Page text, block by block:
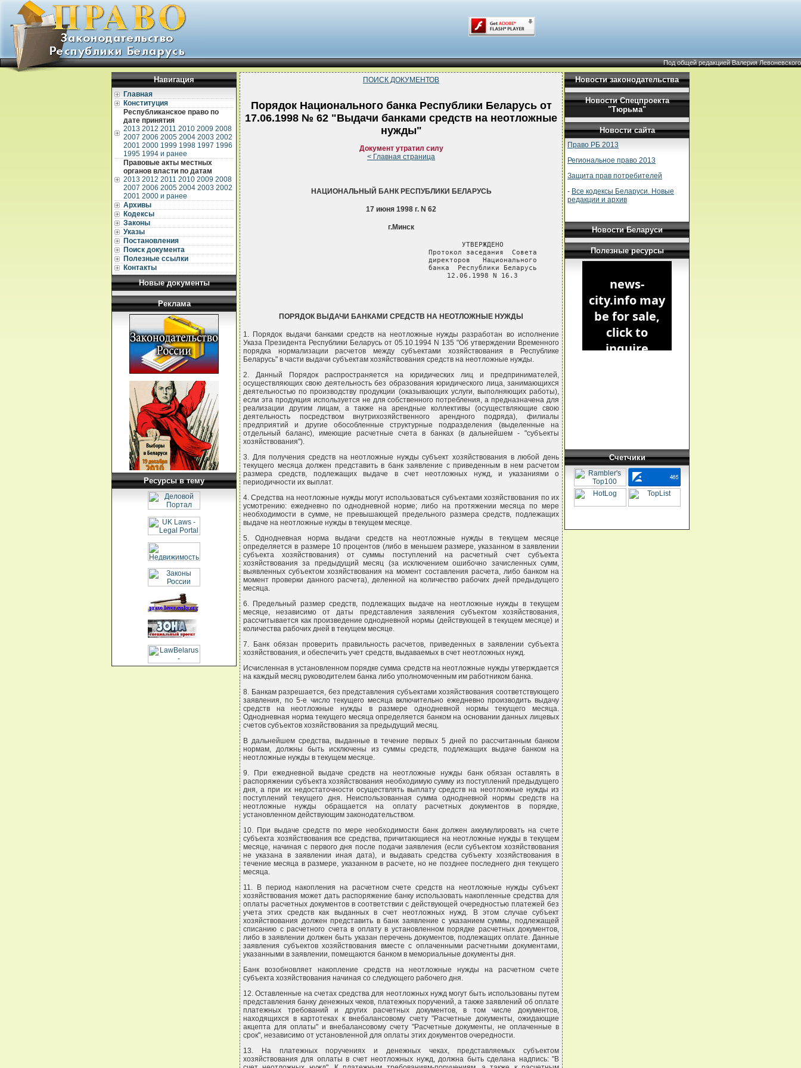
Под общей редакцией Валерия Левоневского
Навигация
Главная
Конституция
Республиканское право по
дате принятия
2013 2012 2011 2010 2009 2008
2007 2006 2005 2004 2003 2002
2001 2000 1999 1998 1997 1996
1995 1994 и ранее
Правовые акты местных
органов власти по датам
2013 2012 2011 2010 2009 2008
2007 2006 2005 2004 2003 2002
2001 2000 и ранее
Архивы
Кодексы
Законы
Указы
Постановления
Поиск документа
Полезные ссылки
Контакты
Новые документы
Реклама
Ресурсы в тему
ПОИСК ДОКУМЕНТОВ
Порядок Национального банка Республики Беларусь от
17.06.1998 № 62 "Выдачи банками средств на неотложные
нужды"
Документ утратил силу
< Главная страница
НАЦИОНАЛЬНЫЙ БАНК РЕСПУБЛИКИ БЕЛАРУСЬ
17 июня 1998 г. N 62
г.Минск
                                       УТВЕРЖДЕНО
                                       Протокол заседания  Совета
                                       директоров   Национального
                                       банка  Республики Беларусь
                                       12.06.1998 N 16.3
ПОРЯДОК ВЫДАЧИ БАНКАМИ СРЕДСТВ НА НЕОТЛОЖНЫЕ НУЖДЫ
1. Порядок выдачи банками средств на неотложные нужды разработан во исполнение
Указа Президента Республики Беларусь от 05.10.1994 N 135 "Об утверждении Временного
порядка нормализации расчетов между субъектами хозяйствования в Республике
Беларусь" в части выдачи субъектам хозяйствования средств на неотложные нужды.
2. Данный Порядок распространяется на юридических лиц и предпринимателей,
осуществляющих свою деятельность без образования юридического лица, занимающихся
деятельностью по производству продукции (оказывающих услуги, выполняющих работы),
если эта продукция используется не для собственного потребления, а предназначена для
реализации другим лицам, а также на арендные коллективы (осуществляющие свою
деятельность посредством внутрихозяйственного арендного подряда), филиалы
предприятий и другие обособленные структурные подразделения (выделенные на
отдельный баланс), имеющие расчетные счета в банках (в дальнейшем - "субъекты
хозяйствования").
3. Для получения средств на неотложные нужды субъект хозяйствования в любой день
текущего месяца должен представить в банк заявление с приведенным в нем расчетом
размера средств, подлежащих выдаче в счет неотложных нужд, и указаниями о
периодичности их выплат.
4. Средства на неотложные нужды могут использоваться субъектами хозяйствования по их
усмотрению: ежедневно по однодневной норме; либо на протяжении месяца по мере
необходимости в сумме, не превышающей предельного размера средств, подлежащих
выдаче на неотложные нужды в текущем месяце.
5. Однодневная норма выдачи средств на неотложные нужды в текущем месяце
определяется в размере 10 процентов (либо в меньшем размере, указанном в заявлении
субъекта хозяйствования) от суммы поступлений на расчетный счет субъекта
хозяйствования за предыдущий месяц (за исключением ошибочно зачисленных сумм,
выявленных субъектом хозяйствования на момент составления расчета, либо банком на
момент проверки данного расчета), деленной на количество рабочих дней предыдущего
месяца.
6. Предельный размер средств, подлежащих выдаче на неотложные нужды в текущем
месяце, независимо от даты представления заявления субъектом хозяйствования,
рассчитывается как произведение однодневной нормы (действующей в текущем месяце) и
количества рабочих дней в текущем месяце.
7. Банк обязан проверить правильность расчетов, приведенных в заявлении субъекта
хозяйствования, и обеспечить учет средств, выдаваемых в счет неотложных нужд.
Исчисленная в установленном порядке сумма средств на неотложные нужды утверждается
на каждый месяц руководителем банка либо уполномоченным им работником банка.
8. Банкам разрешается, без представления субъектами хозяйствования соответствующего
заявления, по 5-е число текущего месяца включительно ежедневно производить выдачу
средств на неотложные нужды в размере однодневной нормы текущего месяца.
Однодневная норма текущего месяца определяется банком на основании данных лицевых
счетов субъектов хозяйствования за предыдущий месяц.
В дальнейшем средства, выданные в течение первых 5 дней по рассчитанным банком
нормам, должны быть исключены из суммы средств, подлежащих выдаче банком на
неотложные нужды в текущем месяце.
9. При ежедневной выдаче средств на неотложные нужды банк обязан оставлять в
распоряжении субъекта хозяйствования необходимую сумму из поступлений предыдущего
дня, а при их недостаточности осуществлять выплату средств на неотложные нужды из
поступлений текущего дня. Неиспользованная сумма однодневной нормы средств на
неотложные нужды обращается на оплату расчетных документов в порядке,
установленном действующим законодательством.
10. При выдаче средств по мере необходимости банк должен аккумулировать на счете
субъекта хозяйствования все средства, причитающиеся на неотложные нужды в текущем
месяце, начиная с первого дня после подачи заявления (если субъектом хозяйствования
не указана в заявлении иная дата), и выдавать средства субъекту хозяйствования в
течение месяца в размере, указанном в расчете, но не позднее последнего дня текущего
месяца.
11. В период накопления на расчетном счете средств на неотложные нужды субъект
хозяйствования может дать распоряжение банку использовать накопленные средства для
оплаты расчетных документов в соответствии с действующей очередностью платежей без
учета этих средств как выданных в счет неотложных нужд. В этом случае субъект
хозяйствования должен представить в банк заявление с указанием суммы, подлежащей
списанию с расчетного счета в оплату в установленном порядке расчетных документов,
либо в заявлении должен быть указан перечень документов, подлежащих оплате. Данные
заявления субъектов хозяйствования вместе с оплаченными расчетными документами,
указанными в заявлении, помещаются банком в мемориальные документы дня.
Банк возобновляет накопление средств на неотложные нужды на расчетном счете
субъекта хозяйствования начиная со следующего рабочего дня.
12. Оставленные на счетах средства для неотложных нужд могут быть использованы путем
представления банку денежных чеков, платежных поручений, а также заявлений об оплате
платежных требований и других расчетных документов, в том числе документов,
находящихся в картотеках к внебалансовому счету "Расчетные документы, ожидающие
акцепта для оплаты" и внебалансовому счету "Расчетные документы, не оплаченные в
срок", независимо от установленной для оплаты этих документов очередности.
13. На платежных поручениях и денежных чеках, представляемых субъектом
хозяйствования для оплаты в счет неотложных нужд, должна быть сделана надпись: "В
Новости законодательства
Новости Спецпроекта
"Тюрьма"
Новости сайта
Право РБ 2013
Региональное право 2013
Защита прав потребителей
- Все кодексы Беларуси. Новые
редакции и архив
Новости Беларуси
Полезные ресурсы
Счетчики